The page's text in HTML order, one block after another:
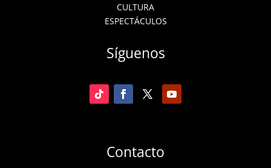
CULTURA
ESPECTÁCULOS
Síguenos
Contacto